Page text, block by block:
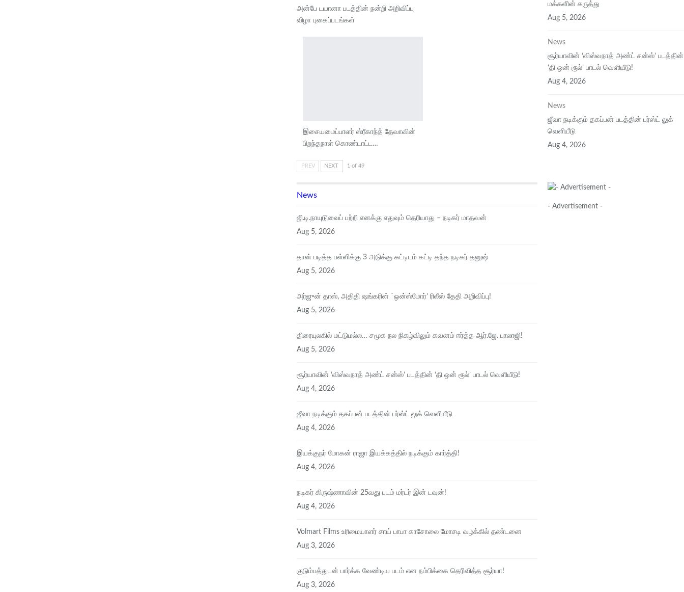
அன்பே டயானா படத்தின் நன்றி அறிவிப்பு
விழா புகைப்படங்கள்
இசையமைப்பாளர் ஸ்ரீகாந்த் தேவாவின்
பிறந்தநாள் கொண்டாட்ட…
PREV NEXT 1 of 49
News
ஜி.டி.நாயுடுவைப் பற்றி எனக்கு எதுவும் தெரியாது – நடிகர் மாதவன்
Aug 5, 2026
தான் படித்த பள்ளிக்கு 3 அடுக்கு கட்டிடம் கட்டி தந்த நடிகர் தனுஷ்
Aug 5, 2026
அர்ஜுன் தாஸ், அதிதி ஷங்கரின் `ஒன்ஸ்மோர்’ ரிலீஸ் தேதி அறிவிப்பு!
Aug 5, 2026
திரையுலகில் மட்டுமல்ல… சமூக நல நிகழ்விலும் கவனம் ஈர்த்த ஆர்.ஜே. பாலாஜி!
Aug 5, 2026
சூர்யாவின் ‘விஸ்வநாத் அண்ட் சன்ஸ்’ படத்தின் ‘தி ஒன் ரூல்’ பாடல் வெளியீடு!
Aug 4, 2026
ஜீவா நடிக்கும் தகப்பன் படத்தின் பர்ஸ்ட் லுக் வெளியீடு
Aug 4, 2026
இயக்குநர் மோகன் ராஜா இயக்கத்தில் நடிக்கும் கார்த்தி!
Aug 4, 2026
நடிகர் கிருஷ்ணாவின் 25வது படம் மர்டர் இன் டவுன்!
Aug 4, 2026
Volmart Films உரிமையாளர் சாய் பாபா காசோலை மோசடி வழக்கில் தண்டனை
Aug 3, 2026
குடும்பத்துடன் பார்க்க வேண்டிய படம் என நம்பிக்கை தெரிவித்த சூர்யா!
Aug 3, 2026
மக்களின் கருத்து
Aug 5, 2026
News
சூர்யாவின் ‘விஸ்வநாத் அண்ட் சன்ஸ்’ படத்தின்
‘தி ஒன் ரூல்’ பாடல் வெளியீடு!
Aug 4, 2026
News
ஜீவா நடிக்கும் தகப்பன் படத்தின் பர்ஸ்ட் லுக்
வெளியீடு
Aug 4, 2026
- Advertisement -